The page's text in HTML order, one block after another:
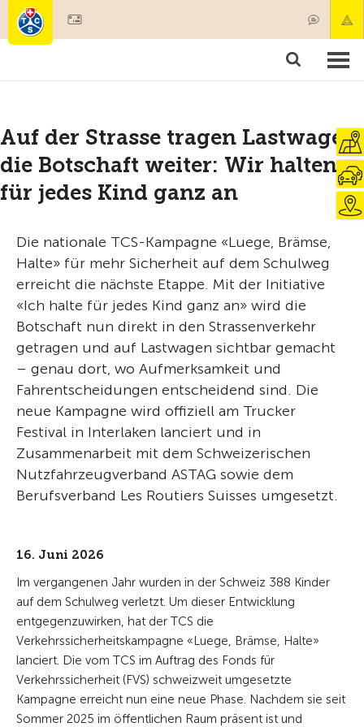
Mitgliedschaft & Leistungen
Auf der Strasse tragen Lastwagen
die Botschaft weiter: Wir halten
für jedes Kind ganz an
Die nationale TCS-Kampagne «Luege, Brämse,
Halte» für mehr Sicherheit auf dem Schulweg
erreicht die nächste Etappe. Mit der Initiative
«Ich halte für jedes Kind ganz an» wird die
Botschaft nun direkt in den Strassenverkehr
getragen und auf Lastwagen sichtbar gemacht
– genau dort, wo Aufmerksamkeit und
Fahrentscheidungen entscheidend sind. Die
neue Kampagne wird offiziell am Trucker
Festival in Interlaken lanciert und in
Zusammenarbeit mit dem Schweizerischen
Nutzfahrzeugverband ASTAG sowie dem
Berufsverband Les Routiers Suisses umgesetzt.
16. Juni 2026
Im vergangenen Jahr wurden in der Schweiz 388 Kinder
auf dem Schulweg verletzt. Um dieser Entwicklung
entgegenzuwirken, hat der TCS die
Verkehrssicherheitskampagne «Luege, Brämse, Halte»
lanciert. Die vom TCS im Auftrag des Fonds für
Verkehrssicherheit (FVS) schweizweit umgesetzte
Kampagne erreicht nun eine neue Phase. Nachdem sie seit
Sommer 2025 im öffentlichen Raum präsent ist und